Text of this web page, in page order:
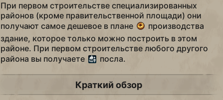
При первом строительстве специализированных
районов (кроме правительственной площади) они
получают самое дешевое в плане
производства
здание, которое только можно построить в этом
районе. При первом строительстве любого другого
района вы получаете
посла.
Краткий обзор